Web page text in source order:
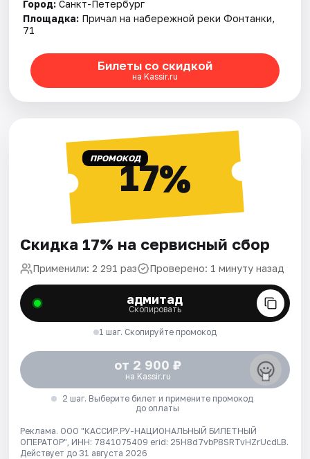
Город: Санкт-Петербург
Площадка: Причал на набережной реки Фонтанки,
71
Билеты со скидкой
на Kassir.ru
ПРОМОКОД17%
Скидка 17% на сервисный сбор
Применили: 2 291 раз Проверено: 1 минуту назад
адмитад
Скопировать
1 шаг. Скопируйте промокод
от 2 900 ₽
на Kassir.ru
2 шаг. Выберите билет и примените промокод
до оплаты
Реклама. ООО "КАССИР.РУ-НАЦИОНАЛЬНЫЙ БИЛЕТНЫЙ
ОПЕРАТОР", ИНН: 7841075409 erid: 25H8d7vbP8SRTvHZrUcdLB.
Действует до 31 августа 2026